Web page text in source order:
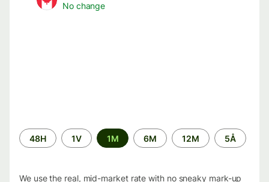
No change
Time
period
48H 1V 1M 6M 12M 5Å
We use the real, mid-market rate with no sneaky mark-up